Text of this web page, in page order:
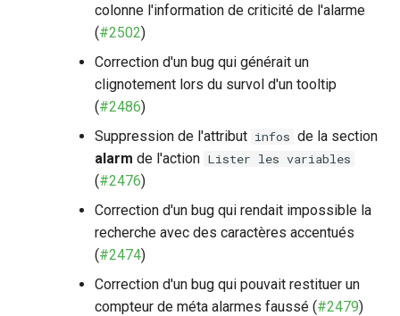
colonne l'information de criticité de l'alarme
(#2502)
Correction d'un bug qui générait un
clignotement lors du survol d'un tooltip
(#2486)
Suppression de l'attribut infos de la section
alarm de l'action Lister les variables
(#2476)
Correction d'un bug qui rendait impossible la
recherche avec des caractères accentués
(#2474)
Correction d'un bug qui pouvait restituer un
compteur de méta alarmes faussé (#2479)